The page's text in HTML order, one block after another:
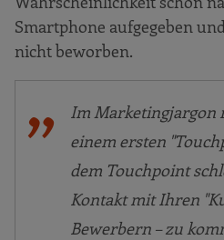
Smartphone aufgegeben
nicht beworben.
Im Marketingjargon
einem ersten
dem Touchpoint
Kontakt mit Ihren
Bewerbern – zu